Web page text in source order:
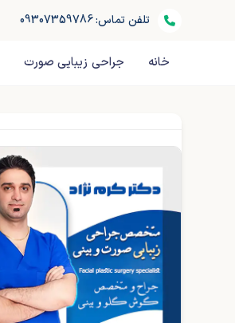
تلفن تماس: 09307359786
خانه جراحی زیبایی صورت